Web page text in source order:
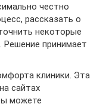
честно
рассказать о
некоторые
принимает
клиники. Эта
сайтах
можете